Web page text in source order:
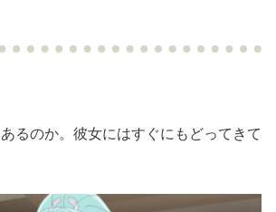
るのか。彼女にはすぐにもどってきて